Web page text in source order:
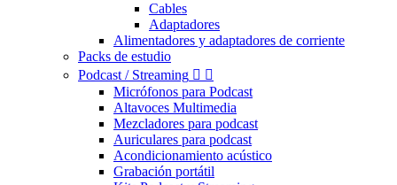
Cables
Adaptadores
Alimentadores y adaptadores de corriente
Packs de estudio
Podcast / Streaming  
Micrófonos para Podcast
Altavoces Multimedia
Mezcladores para podcast
Auriculares para podcast
Acondicionamiento acústico
Grabación portátil